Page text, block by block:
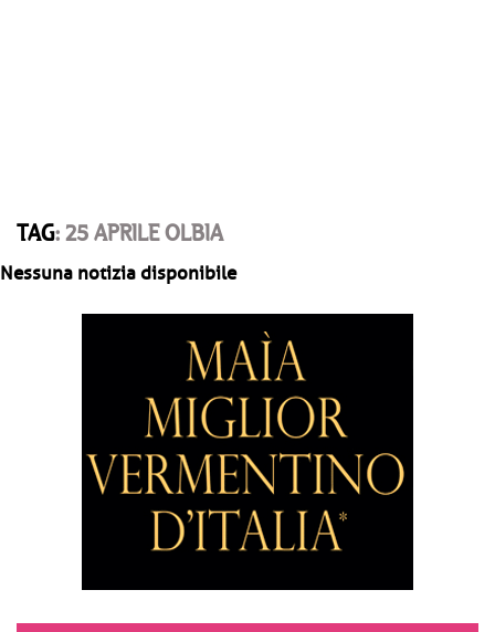
TAG: 25 APRILE OLBIA
Nessuna notizia disponibile